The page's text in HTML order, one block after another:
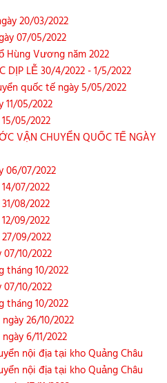
20/03/2022
07/05/2022
Hùng Vương năm 2022
DỊP LỄ 30/4/2022 - 1/5/2022
quốc tế ngày 5/05/2022
05/2022
05/2022
VẬN CHUYỂN QUỐC TẾ NGÀY
06/07/2022
07/2022
08/2022
09/2022
09/2022
10/2022
tháng 10/2022
10/2022
tháng 10/2022
26/10/2022
6/11/2022
nội địa tại kho Quảng Châu
nội địa tại kho Quảng Châu